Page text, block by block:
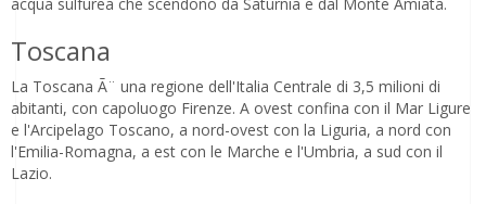
Toscana
La Toscana Ã¨ una regione dell'Italia Centrale di 3,5 milioni di
abitanti, con capoluogo Firenze. A ovest confina con il Mar Ligure
e l'Arcipelago Toscano, a nord-ovest con la Liguria, a nord con
l'Emilia-Romagna, a est con le Marche e l'Umbria, a sud con il
Lazio.